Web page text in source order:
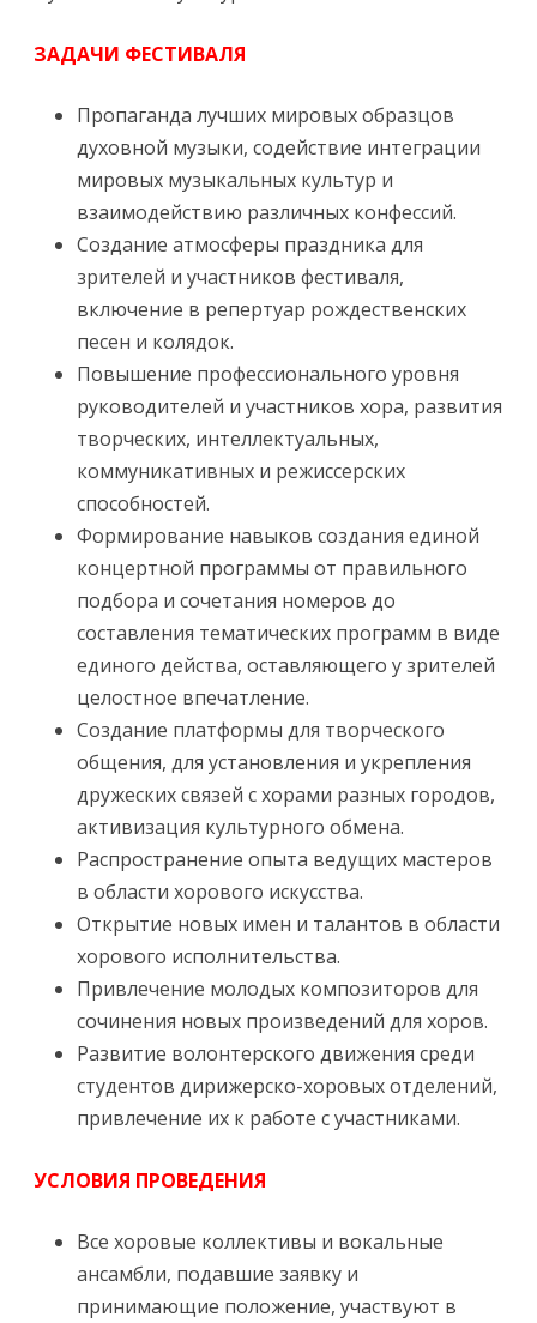
ЗАДАЧИ ФЕСТИВАЛЯ
Пропаганда лучших мировых образцов
духовной музыки, содействие интеграции
мировых музыкальных культур и
взаимодействию различных конфессий.
Создание атмосферы праздника для
зрителей и участников фестиваля,
включение в репертуар рождественских
песен и колядок.
Повышение профессионального уровня
руководителей и участников хора, развития
творческих, интеллектуальных,
коммуникативных и режиссерских
способностей.
Формирование навыков создания единой
концертной программы от правильного
подбора и сочетания номеров до
составления тематических программ в виде
единого действа, оставляющего у зрителей
целостное впечатление.
Создание платформы для творческого
общения, для установления и укрепления
дружеских связей с хорами разных городов,
активизация культурного обмена.
Распространение опыта ведущих мастеров
в области хорового искусства.
Открытие новых имен и талантов в области
хорового исполнительства.
Привлечение молодых композиторов для
сочинения новых произведений для хоров.
Развитие волонтерского движения среди
студентов дирижерско-хоровых отделений,
привлечение их к работе с участниками.
УСЛОВИЯ ПРОВЕДЕНИЯ
Все хоровые коллективы и вокальные
ансамбли, подавшие заявку и
принимающие положение, участвуют в